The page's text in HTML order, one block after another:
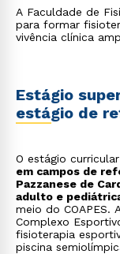
clínicas;
Saúde da
disfunções
na
mais cresce
brasileiro;
Oncologia e
avançadas.
A Faculdade de
para formar
vivência clínica
Estágio
estágio de
O estágio
em campos de
Pazzanese de
adulto e
meio do COAPES.
Complexo
fisioterapia
piscina